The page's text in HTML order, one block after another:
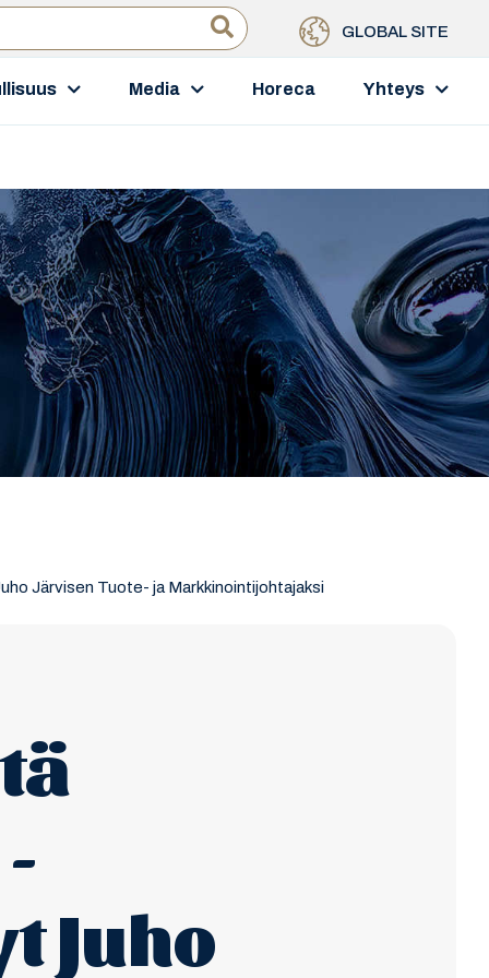
GLOBAL SITE
Media Horeca Yhteys
Järvisen Tuote- ja Markkinointijohtajaksi
Juho